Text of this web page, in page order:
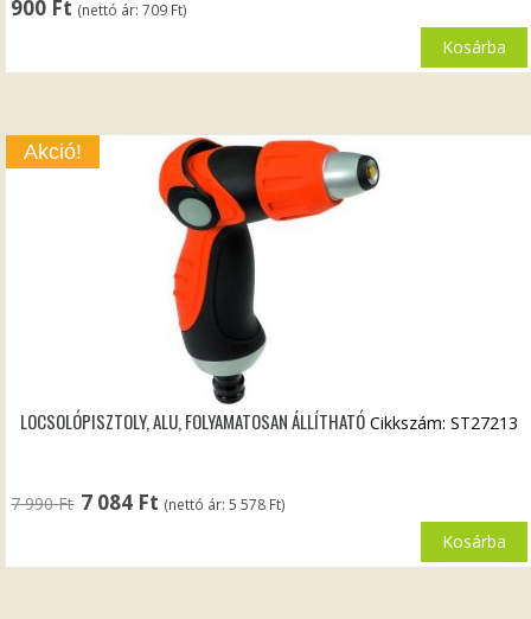
900 Ft (nettó ár:709 Ft)
Kosárba
Akció!
LOCSOLÓPISZTOLY, ALU, FOLYAMATOSAN ÁLLÍTHATÓ
7 990Ft Original
7
7 084 Ft Current
7
(nettó ár:5 578 Ft)
Cikkszám: ST27213
Kosárba